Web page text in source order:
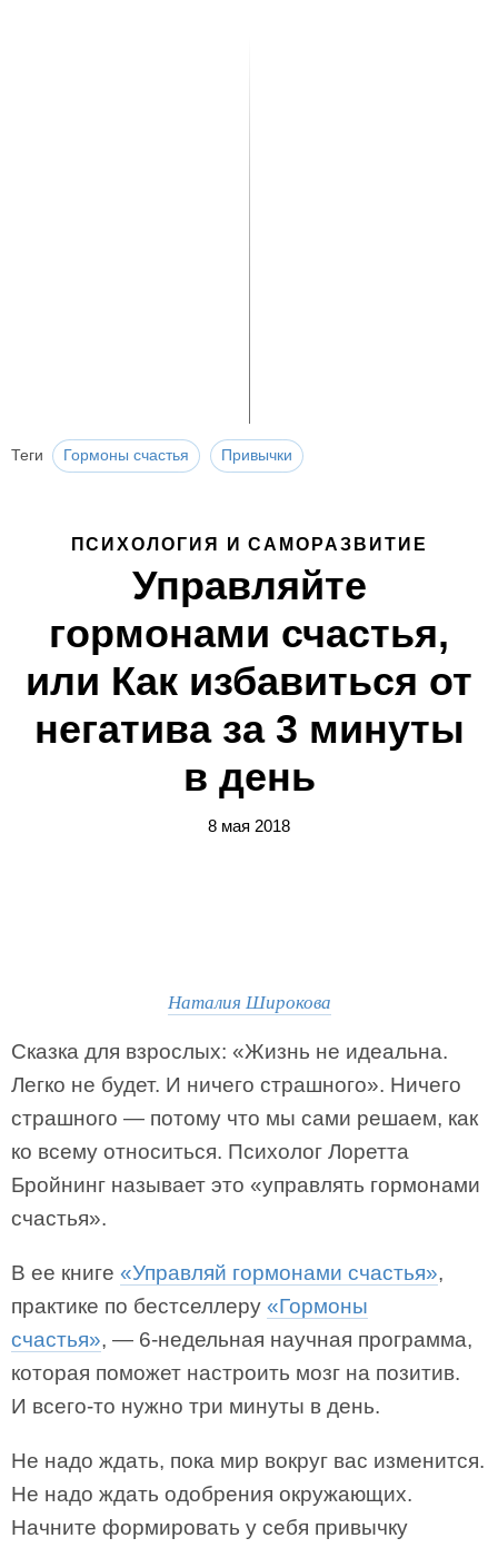
Теги Гормоны счастья Привычки
ПСИХОЛОГИЯ И САМОРАЗВИТИЕ
Управляйте
гормонами счастья,
или Как избавиться от
негатива за 3 минуты
в день
8 мая 2018
Наталия Широкова
Сказка для взрослых: «Жизнь не идеальна.
Легко не будет. И ничего страшного». Ничего
страшного — потому что мы сами решаем, как
ко всему относиться. Психолог Лоретта
Бройнинг называет это «управлять гормонами
счастья».
В ее книге «Управляй гормонами счастья»,
практике по бестселлеру «Гормоны
счастья», — 6-недельная научная программа,
которая поможет настроить мозг на позитив.
И всего-то нужно три минуты в день.
Не надо ждать, пока мир вокруг вас изменится.
Не надо ждать одобрения окружающих.
Начните формировать у себя привычку